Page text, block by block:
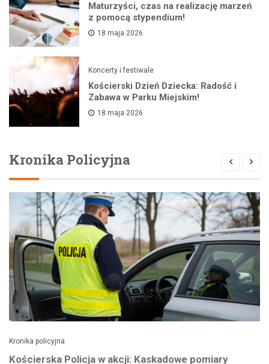
Maturzyści, czas na realizację marzeń
z pomocą stypendium!
18 maja 2026
Koncerty i festiwale
Kościerski Dzień Dziecka: Radość i
Zabawa w Parku Miejskim!
18 maja 2026
Kronika Policyjna
Kronika policyjna
Kościerska Policja w akcji: Kaskadowe pomiary